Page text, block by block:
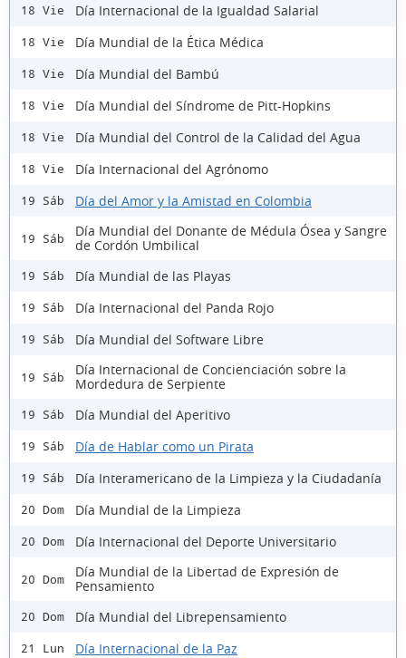
18 Vie Día Internacional de la Igualdad Salarial
18 Vie Día Mundial de la Ética Médica
18 Vie Día Mundial del Bambú
18 Vie Día Mundial del Síndrome de Pitt-Hopkins
18 Vie Día Mundial del Control de la Calidad del Agua
18 Vie Día Internacional del Agrónomo
19 Sáb Día del Amor y la Amistad en Colombia
19 Sáb
Día Mundial del Donante de Médula Ósea y Sangre
de Cordón Umbilical
19 Sáb Día Mundial de las Playas
19 Sáb Día Internacional del Panda Rojo
19 Sáb Día Mundial del Software Libre
19 Sáb
Día Internacional de Concienciación sobre la
Mordedura de Serpiente
19 Sáb Día Mundial del Aperitivo
19 Sáb Día de Hablar como un Pirata
19 Sáb Día Interamericano de la Limpieza y la Ciudadanía
20 Dom Día Mundial de la Limpieza
20 Dom Día Internacional del Deporte Universitario
20 Dom
Día Mundial de la Libertad de Expresión de
Pensamiento
20 Dom Día Mundial del Librepensamiento
21 Lun Día Internacional de la Paz